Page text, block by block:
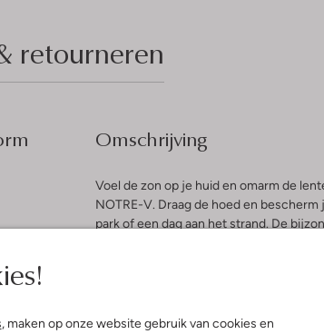
, maken op onze website gebruik van cookies en
retourneren
Omschrijving
Voel de zon op je huid en omarm de
NOTRE-V. Draag de hoed en
park of een dag aan het strand. De
een natuurlijke flair. Voor dames:
Maak zo je ontspannen, aardse stijl